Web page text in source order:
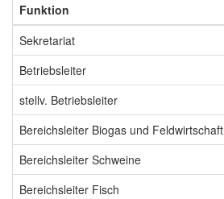
Funktion
Sekretariat
Betriebsleiter
stellv. Betriebsleiter
Bereichsleiter Biogas und Feldwirtschaft
Bereichsleiter Schweine
Bereichsleiter Fisch